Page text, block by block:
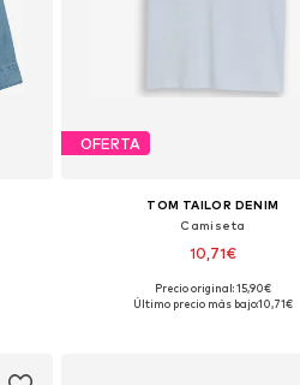
OFERTA
TOM TAILOR DENIM
Camiseta
10,71€
Tallas disponibles: XS, S, M, L
Precio original: 15,90€
Último precio más bajo:10,71€